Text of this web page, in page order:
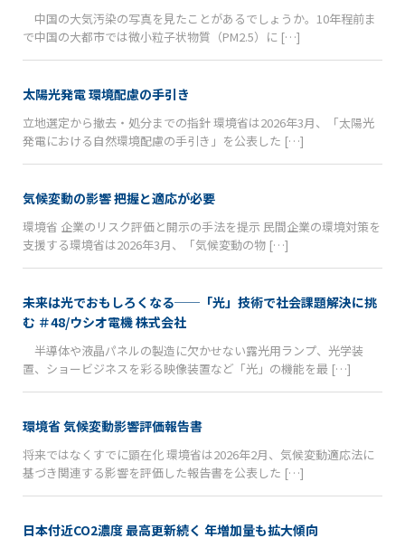
中国の大気汚染の写真を見たことがあるでしょうか。10年程前ま
で中国の大都市では微小粒子状物質（PM2.5）に […]
太陽光発電 環境配慮の手引き
立地選定から撤去・処分までの指針 環境省は2026年3月、「太陽光
発電における自然環境配慮の手引き」を公表した […]
気候変動の影響 把握と適応が必要
環境省 企業のリスク評価と開示の手法を提示 民間企業の環境対策を
支援する環境省は2026年3月、「気候変動の物 […]
未来は光でおもしろくなる──「光」技術で社会課題解決に挑
む ＃48/ウシオ電機 株式会社
半導体や液晶パネルの製造に欠かせない露光用ランプ、光学装
置、ショービジネスを彩る映像装置など「光」の機能を最 […]
環境省 気候変動影響評価報告書
将来ではなくすでに顕在化 環境省は2026年2月、気候変動適応法に
基づき関連する影響を評価した報告書を公表した […]
日本付近CO2濃度 最高更新続く 年増加量も拡大傾向